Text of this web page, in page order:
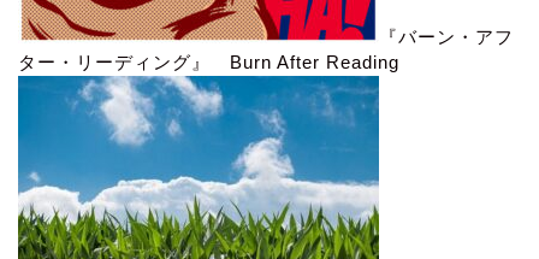
『バーン・アフ
ター・リーディング』 Burn After Reading